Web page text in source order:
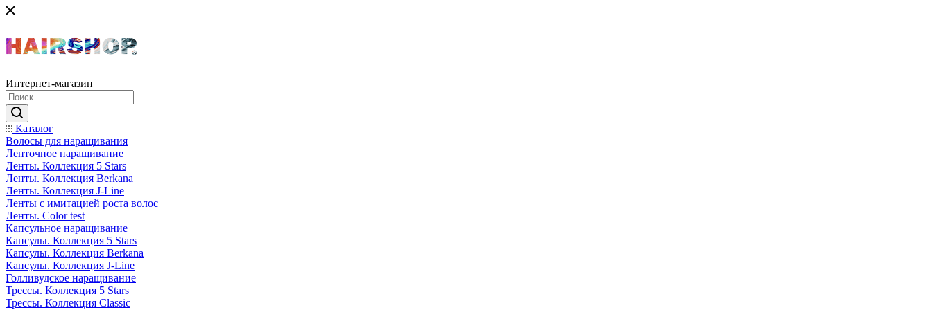
Интернет-магазин
Каталог
Волосы для наращивания
Ленточное наращивание
Ленты. Коллекция 5 Stars
Ленты. Коллекция Berkana
Ленты. Коллекция J-Line
Ленты с имитацией роста волос
Ленты. Color test
Капсульное наращивание
Капсулы. Коллекция 5 Stars
Капсулы. Коллекция Berkana
Капсулы. Коллекция J-Line
Голливудское наращивание
Трессы. Коллекция 5 Stars
Трессы. Коллекция Classic